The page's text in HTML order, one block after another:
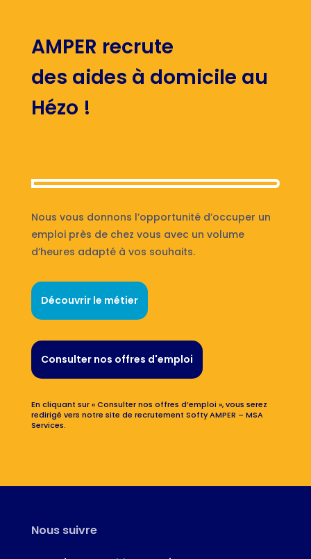
AMPER recrute
des aides à domicile au
Hézo !
Nous vous donnons l’opportunité d’occuper un
emploi près de chez vous avec un volume
d’heures adapté à vos souhaits.
Découvrir le métier
Consulter nos offres d'emploi
En cliquant sur « Consulter nos offres d’emploi », vous serez
redirigé vers notre site de recrutement Softy AMPER – MSA
Services.
Nous suivre